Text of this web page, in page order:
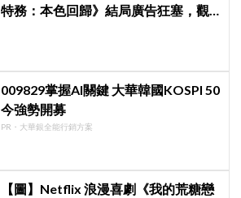
特務：本色回歸》結局廣告狂塞，觀
009829掌握AI關鍵 大華韓國KOSPI 50
今強勢開募
PR・大華銀全能行銷方案
【圖】Netflix 浪漫喜劇《我的荒糖戀